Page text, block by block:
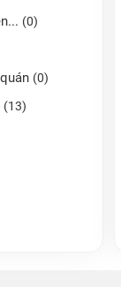
(0)
(0)
(13)